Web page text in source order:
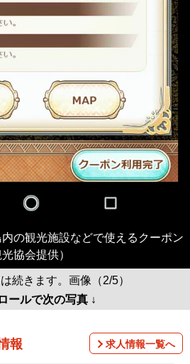
の観光施設などで使えるクーポン
協会提供）
続きます。画像（2/5）
ールで次の写真 ↓
報 求人情報一覧へ